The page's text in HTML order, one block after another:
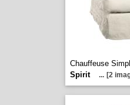
Chauffeuse
Spirit
... [2